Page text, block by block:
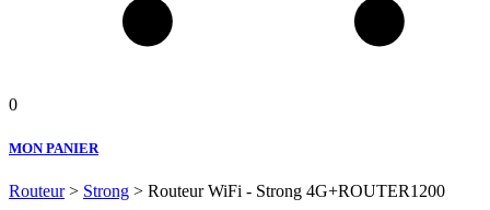
0
MON PANIER
Routeur> Strong > Routeur WiFi - Strong 4G+ROUTER1200